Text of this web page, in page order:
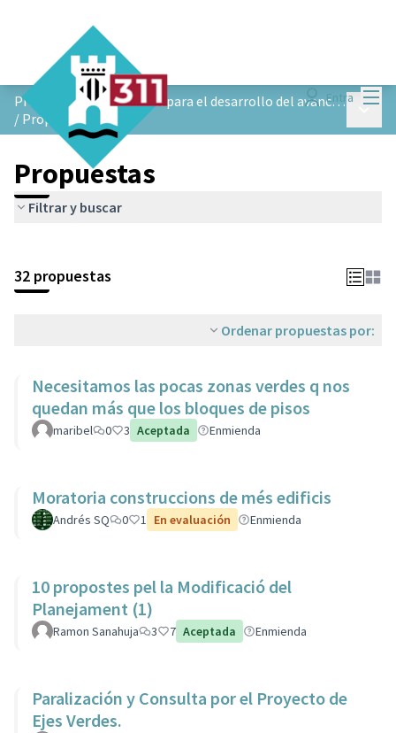
Entra
Proceso de participación para el desarrollo del avance de planeamiento de Ejes Verdes de Castelldefels
/ Propuestas
Propuestas
Filtrar y buscar
32 propuestas
Ordenar propuestas por:
Necesitamos las pocas zonas verdes q nos
quedan más que los bloques de pisos
maribel 0 3 Aceptada Enmienda
Moratoria construccions de més edificis
Andrés SQ 0 1 En evaluación Enmienda
10 propostes pel la Modificació del
Planejament (1)
Ramon Sanahuja 3 7 Aceptada Enmienda
Paralización y Consulta por el Proyecto de
Ejes Verdes.